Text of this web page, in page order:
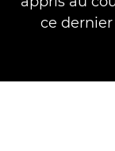
ce